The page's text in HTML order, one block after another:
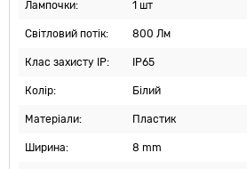
Лампочки: 1 шт
Світловий потік: 800 Лм
Клас захисту IP: IP65
Колір: Білий
Матеріали: Пластик
Ширина: 8 mm